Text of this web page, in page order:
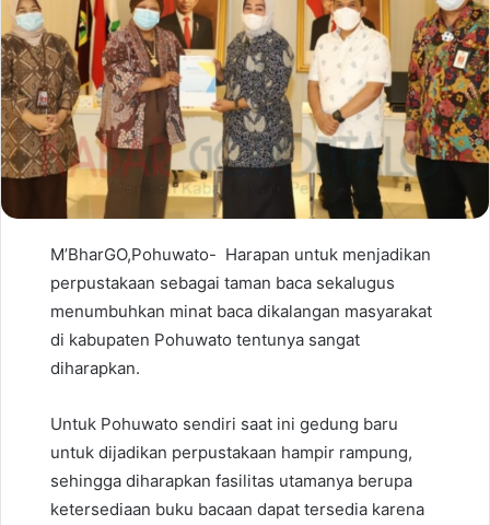
M’BharGO,Pohuwato- Harapan untuk menjadikan
perpustakaan sebagai taman baca sekalugus
menumbuhkan minat baca dikalangan masyarakat
di kabupaten Pohuwato tentunya sangat
diharapkan.
Untuk Pohuwato sendiri saat ini gedung baru
untuk dijadikan perpustakaan hampir rampung,
sehingga diharapkan fasilitas utamanya berupa
ketersediaan buku bacaan dapat tersedia karena